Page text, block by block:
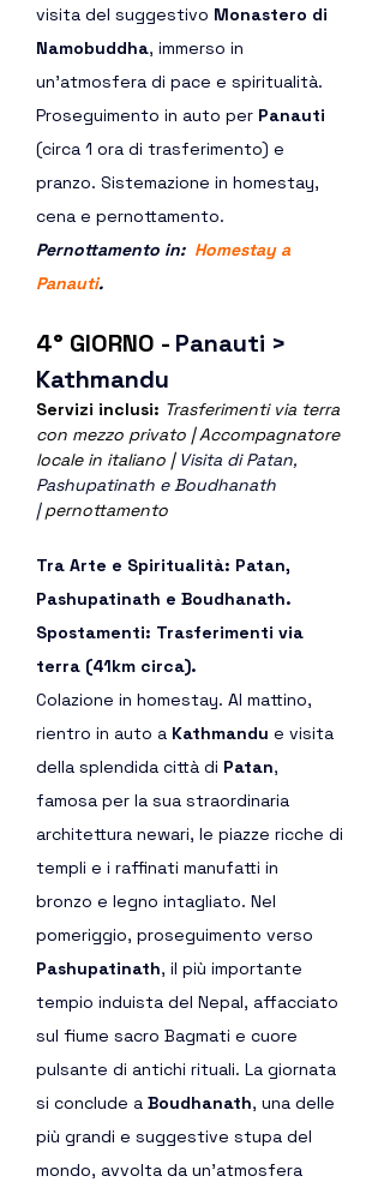
visita del suggestivo Monastero di
Namobuddha, immerso in
un’atmosfera di pace e spiritualità.
Proseguimento in auto per Panauti
(circa 1 ora di trasferimento) e
pranzo. Sistemazione in homestay,
cena e pernottamento.
Pernottamento in: Homestay a
Panauti.
4° GIORNO - Panauti >
Kathmandu
Servizi inclusi: Trasferimenti via terra
con mezzo privato | Accompagnatore
locale in italiano | Visita di Patan,
Pashupatinath e Boudhanath
| pernottamento
Tra Arte e Spiritualità: Patan,
Pashupatinath e Boudhanath.
Spostamenti: Trasferimenti via
terra (41km circa).
Colazione in homestay. Al mattino,
rientro in auto a Kathmandu e visita
della splendida città di Patan,
famosa per la sua straordinaria
architettura newari, le piazze ricche di
templi e i raffinati manufatti in
bronzo e legno intagliato. Nel
pomeriggio, proseguimento verso
Pashupatinath, il più importante
tempio induista del Nepal, affacciato
sul fiume sacro Bagmati e cuore
pulsante di antichi rituali. La giornata
si conclude a Boudhanath, una delle
più grandi e suggestive stupa del
mondo, avvolta da un’atmosfera